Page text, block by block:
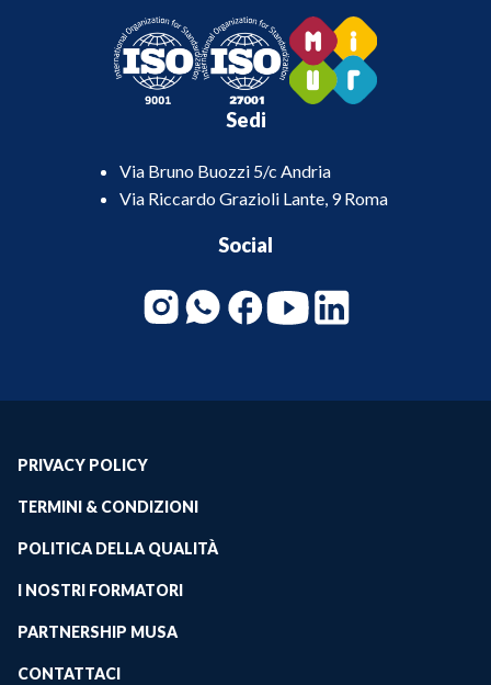
Sedi
Via Bruno Buozzi 5/c Andria
Via Riccardo Grazioli Lante, 9 Roma
Social
PRIVACY POLICY
TERMINI & CONDIZIONI
POLITICA DELLA QUALITÀ
I NOSTRI FORMATORI
PARTNERSHIP MUSA
CONTATTACI